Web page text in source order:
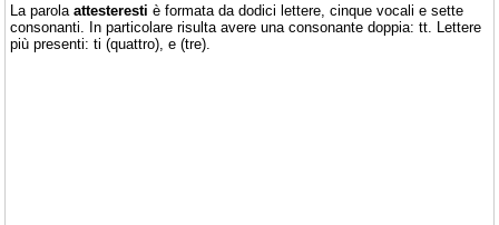
La parola attesteresti è formata da dodici lettere, cinque vocali e sette
consonanti. In particolare risulta avere una consonante doppia: tt. Lettere
più presenti: ti (quattro), e (tre).